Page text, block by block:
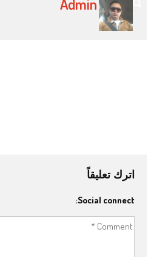
اترك تعليقاً
Social connect: